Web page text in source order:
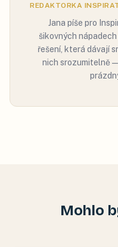
REDAKTORKA
Jana píše pro
šikovných
řešení, která dávají
nich srozumitelně
Mohlo